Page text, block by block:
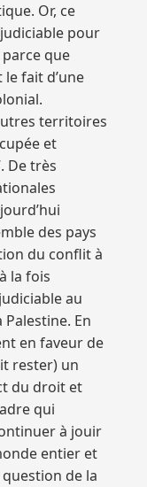
Or, ce
pour
que
fait d’une
territoires
et
De très
des pays
du conflit à
la fois
au
En
en faveur de
rester) un
du droit et
qui
à jouir
entier et
de la